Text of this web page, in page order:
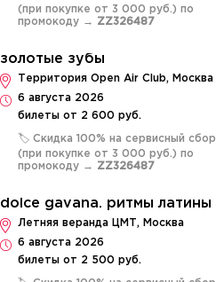
(при покупке от 3 000 руб.) по
промокоду → ZZ326487
золотые зубы
Территория Open Air Club, Москва
6 августа 2026
билеты от 2 600 руб.
🏷️ Скидка 100% на сервисный сбор
(при покупке от 3 000 руб.) по
промокоду → ZZ326487
dolce gavana. ритмы латины
Летняя веранда ЦМТ, Москва
6 августа 2026
билеты от 2 500 руб.